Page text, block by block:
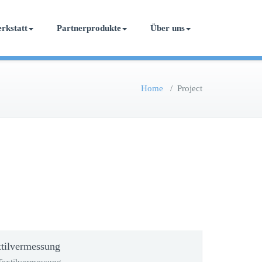
Partnerprodukte Über uns
Home / Project